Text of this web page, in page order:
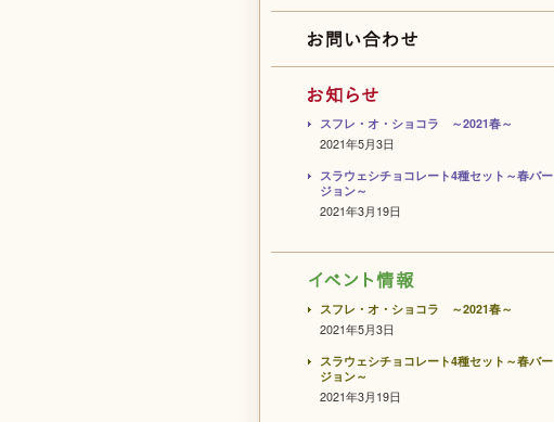
スフレ・オ・ショコラ ～2021春～
2021年5月3日
スラウェシチョコレート4種セット～春バー
ジョン～
2021年3月19日
スフレ・オ・ショコラ ～2021春～
2021年5月3日
スラウェシチョコレート4種セット～春バー
ジョン～
2021年3月19日